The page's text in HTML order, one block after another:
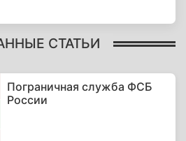
СТАТЬИ
Пограничная служба ФСБ
России